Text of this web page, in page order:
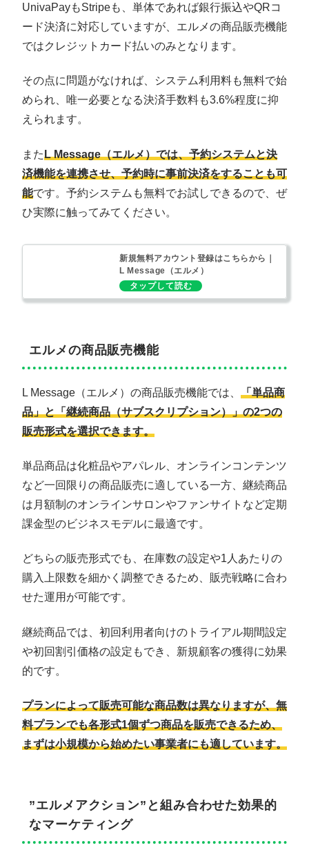
UnivaPayもStripeも、単体であれば銀行振込やQRコ
ード決済に対応していますが、エルメの商品販売機能
ではクレジットカード払いのみとなります。
その点に問題がなければ、システム利用料も無料で始
められ、唯一必要となる決済手数料も3.6%程度に抑
えられます。
またL Message（エルメ）では、予約システムと決
済機能を連携させ、予約時に事前決済をすることも可
能です。予約システムも無料でお試しできるので、ぜ
ひ実際に触ってみてください。
新規無料アカウント登録はこちらから｜
L Message（エルメ）
エルメの商品販売機能
L Message（エルメ）の商品販売機能では、 「単品商
品」と「継続商品（サブスクリプション）」の2つの
販売形式を選択できます。
単品商品は化粧品やアパレル、オンラインコンテンツ
など一回限りの商品販売に適している一方、継続商品
は月額制のオンラインサロンやファンサイトなど定期
課金型のビジネスモデルに最適です。
どちらの販売形式でも、在庫数の設定や1人あたりの
購入上限数を細かく調整できるため、販売戦略に合わ
せた運用が可能です。
継続商品では、初回利用者向けのトライアル期間設定
や初回割引価格の設定もでき、新規顧客の獲得に効果
的です。
プランによって販売可能な商品数は異なりますが、無
料プランでも各形式1個ずつ商品を販売できるため、
まずは小規模から始めたい事業者にも適しています。
”エルメアクション”と組み合わせた効果的
なマーケティング